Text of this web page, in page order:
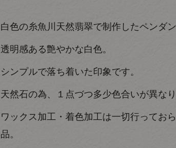
白色の糸魚川天然翡翠で制作したペンダン
透明感ある艶やかな白色。
シンプルで落ち着いた印象です。
天然石の為、１点づつ多少色合いが異なり
ワックス加工・着色加工は一切行ってお
品。